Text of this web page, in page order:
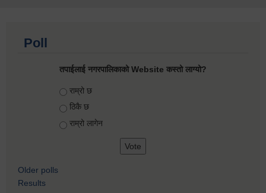
Poll
तपाईलाई नगरपालिकाको Website कस्तो लाग्यो?
Choices
राम्रो छ
ठिकै छ
राम्रो लागेन
Older polls
Results